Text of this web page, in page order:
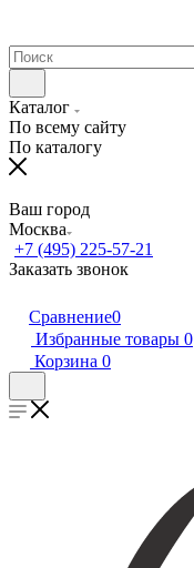
Каталог
По всему сайту
По каталогу
Ваш город
Москва
+7 (495) 225-57-21
Заказать звонок
Сравнение0
Избранные товары 0
Корзина 0